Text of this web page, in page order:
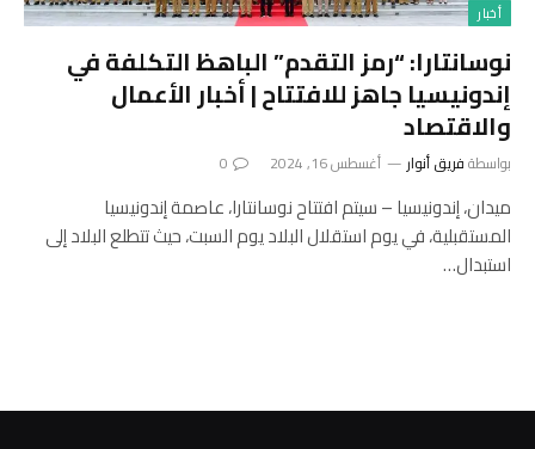
أخبار
نوسانتارا: “رمز التقدم” الباهظ التكلفة في
إندونيسيا جاهز للافتتاح | أخبار الأعمال
والاقتصاد
بواسطةفريق أنوار أغسطس 16, 2024 0
ميدان، إندونيسيا – سيتم افتتاح نوسانتارا، عاصمة إندونيسيا
المستقبلية، في يوم استقلال البلاد يوم السبت، حيث تتطلع البلاد إلى
استبدال…